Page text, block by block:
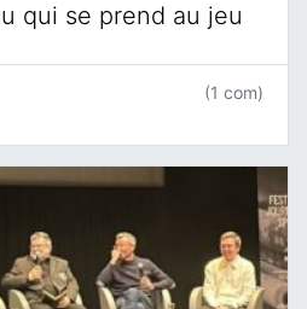
qui se prend au jeu
(1 com)